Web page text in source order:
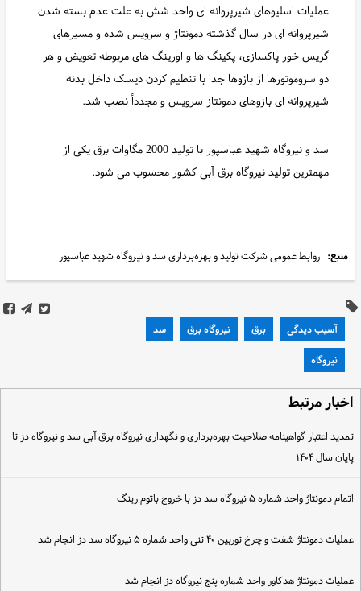
عملیات اسلیوهای شیرپروانه ای واحد شش به علت عدم بسته شدن
شیرپروانه ای در سال گذشته دمونتاژ و سرویس شده و مسیرهای
گریس خور پاکسازی، پکینگ ها و اورینگ های مربوطه تعویض و هر
دو سروموتورها از بازوها جدا با تنظیم کردن دیسک داخل بدنه
شیرپروانه ای بازوهای دمونتاز سرویس و مجدداً نصب شد.
سد و نیروگاه شهید عباسپور با تولید 2000 مگاوات برق یکی از
مهمترین تولید نیروگاه برق آبی کشور محسوب می شود.
منبع: روابط عمومی شرکت تولید و بهره‌برداری سد و نیروگاه شهید عباسپور
آسیب دیدگی برق نیروگاه برق سد
نیروگاه
اخبار مرتبط
تمدید اعتبار گواهینامه صلاحیت بهره‌برداری و نگهداری نیروگاه‌ برق آبی سد و نیروگاه دز تا
پایان سال ۱۴۰۴
اتمام دمونتاژ واحد شماره ۵ نیروگاه سد دز با خروج باتوم رینگ
عملیات دمونتاژ شفت و چرخ توربین ۴۰ تنی واحد شماره ۵ نیروگاه سد دز انجام شد
عملیات دمونتاژ هدکاور واحد شماره پنج نیروگاه دز انجام شد